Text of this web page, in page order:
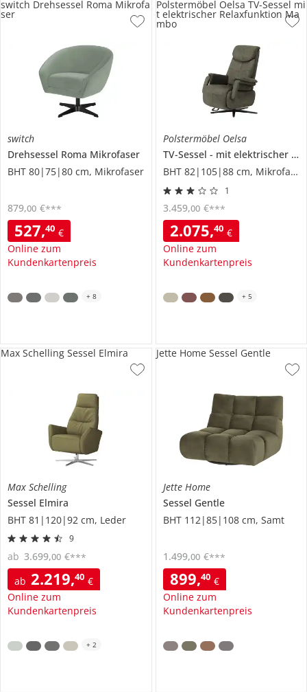
switch
Drehsessel Roma Mikrofaser
BHT 80|75|80 cm, Mikrofaser
527,40 €
Online zum
Kundenkartenpreis
879,00 €***
switch Drehsessel Roma Mikrofa
ser
+ 8
Polstermöbel Oelsa
TV-Sessel
mit elektrischer Relaxfunktion
BHT 82|105|88 cm, Mikrofaser
1
2.075,40 €
Online zum
Kundenkartenpreis
3.459,00 €***
Polstermöbel Oelsa TV-Sessel mi
t elektrischer Relaxfunktion Ma
mbo
+ 5
Max Schelling
Sessel Elmira
BHT 81|120|92 cm, Leder
9
ab 2.219,40 €
Online zum
Kundenkartenpreis
ab 3.699,00 €***
Max Schelling Sessel Elmira
+ 2
Jette Home
Sessel Gentle
BHT 112|85|108 cm, Samt
899,40 €
Online zum
Kundenkartenpreis
1.499,00 €***
Jette Home Sessel Gentle